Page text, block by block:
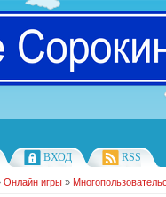
ВХОД RSS
Онлайн игры »